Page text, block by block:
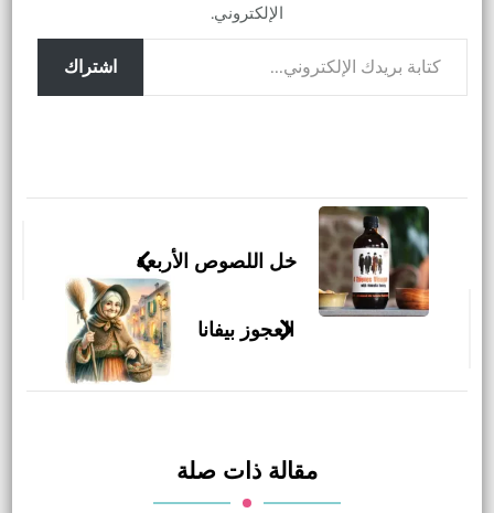
الإلكتروني.
كتابة بريدك الإلكتروني...
اشتراك
التنقل
بين
التدوينات
خل اللصوص الأربعة
العجوز بيفانا
مقالة ذات صلة